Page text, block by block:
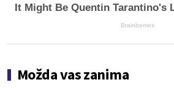
It Might Be Quentin Tarantino's
Brainberries
Možda vas zanima